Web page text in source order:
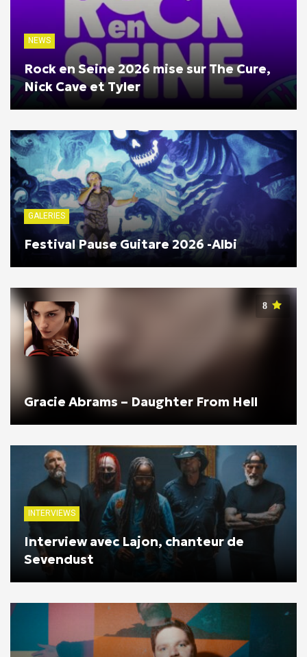
NEWS
Rock en Seine 2026 mise sur The Cure,
Nick Cave et Tyler
GALERIES
Festival Pause Guitare 2026 -Albi
8
Gracie Abrams – Daughter From Hell
INTERVIEWS
Interview avec Lajon, chanteur de
Sevendust